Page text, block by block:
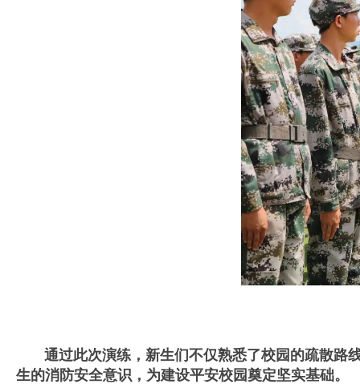
通过此次演练，新生们不仅熟悉了校园的疏散路线
生的消防安全意识，为建设平安校园奠定坚实基础。